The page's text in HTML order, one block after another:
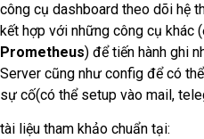
công cụ dashboard theo dõi hệ
kết hợp với những công cụ khác
Prometheus) để tiến hành ghi
Server cũng như config để có
sự cố(có thể setup vào mail,
tài liệu tham khảo chuẩn tại: